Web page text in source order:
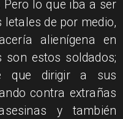
lo que iba a ser
de por medio,
alienígena en
son estos soldados;
que dirigir a sus
contra extrañas
y también